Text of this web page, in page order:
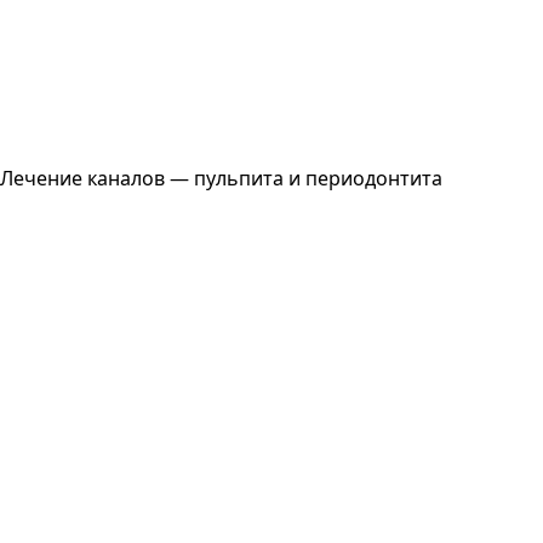
Лечение каналов — пульпита и периодонтита